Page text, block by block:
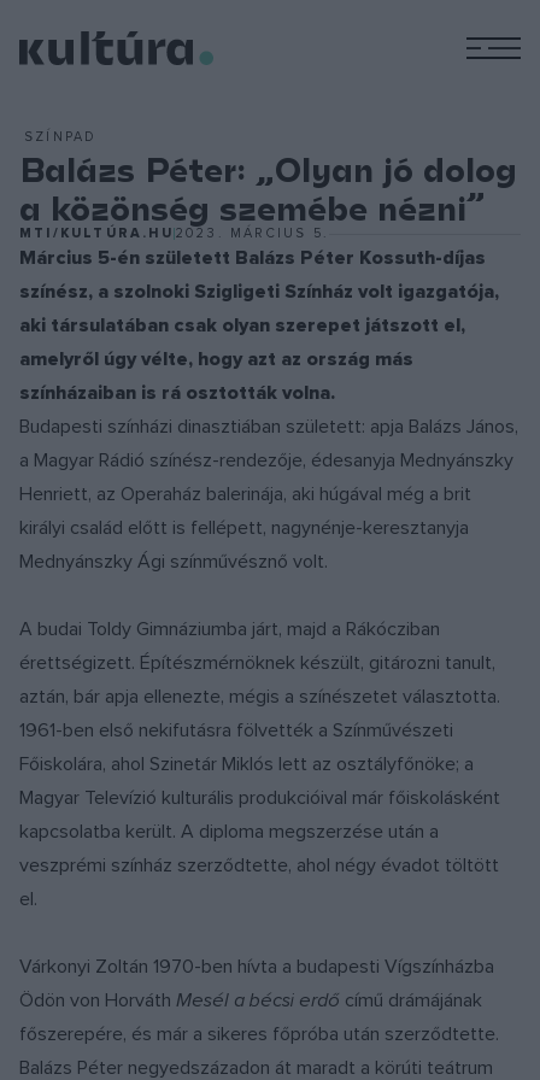
SZÍNPAD
Balázs Péter: „Olyan jó dolog
a közönség szemébe nézni”
MTI/KULTÚRA.HU 2023. MÁRCIUS 5.
Március 5-én született Balázs Péter Kossuth-díjas
színész, a szolnoki Szigligeti Színház volt igazgatója,
aki társulatában csak olyan szerepet játszott el,
amelyről úgy vélte, hogy azt az ország más
színházaiban is rá osztották volna.
Budapesti színházi dinasztiában született: apja Balázs János,
a Magyar Rádió színész-rendezője, édesanyja Mednyánszky
Henriett, az Operaház balerinája, aki húgával még a brit
királyi család előtt is fellépett, nagynénje-keresztanyja
Mednyánszky Ági színművésznő volt.
A budai Toldy Gimnáziumba járt, majd a Rákócziban
érettségizett. Építészmérnöknek készült, gitározni tanult,
aztán, bár apja ellenezte, mégis a színészetet választotta.
1961-ben első nekifutásra fölvették a Színművészeti
Főiskolára, ahol Szinetár Miklós lett az osztályfőnöke; a
Magyar Televízió kulturális produkcióival már főiskolásként
kapcsolatba került. A diploma megszerzése után a
veszprémi színház szerződtette, ahol négy évadot töltött
el.
Várkonyi Zoltán 1970-ben hívta a budapesti Vígszínházba
Ödön von Horváth Mesél a bécsi erdő című drámájának
főszerepére, és már a sikeres főpróba után szerződtette.
Balázs Péter negyedszázadon át maradt a körúti teátrum